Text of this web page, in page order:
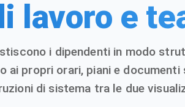
lavoro e
i dipendenti in modo
ai propri orari, piani e documenti
di sistema tra le due